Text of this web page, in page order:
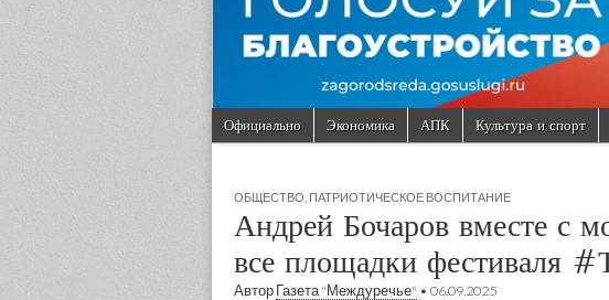
Main menu
Skip to content
Официально Экономика АПК Культура и спорт
ОБЩЕСТВО ПАТРИОТИЧЕСКОЕ ВОСПИТАНИЕ
Андрей Бочаров вместе с
все площадки фестиваля
Автор Газета "Междуречье" • 06.09.2025